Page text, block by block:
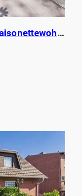
Düsseldorf-Niederkassel: Maisonettewohnung mit Terrasse am Garten & Balkon. Fußläufig vom Rhein!